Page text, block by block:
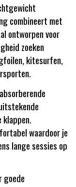
combineert met
ontworpen voor
zoeken
kitesurfen,
waardoor je
lange sessies op
goede